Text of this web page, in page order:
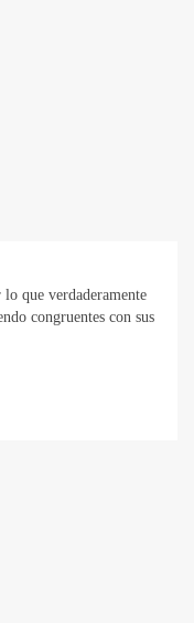
lo que verdaderamente
congruentes con sus